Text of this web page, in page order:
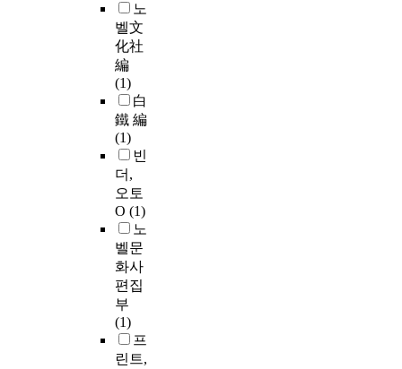
노
벨文
化社
編
(1)
白
鐵 編
(1)
빈
더,
오토
O (1)
노
벨문
화사
편집
부
(1)
프
린트,